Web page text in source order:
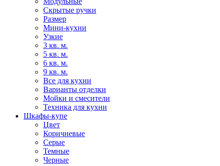
Скрытые ручки
Размер
Мини-кухни
Узкие
3 кв. м.
5 кв. м.
6 кв. м.
9 кв. м.
Все для кухни
Варианты отделки
Мойки и смесители
Техника для кухни
Шкафы-купе
Цвет
Коричневые
Серые
Темные
Черные